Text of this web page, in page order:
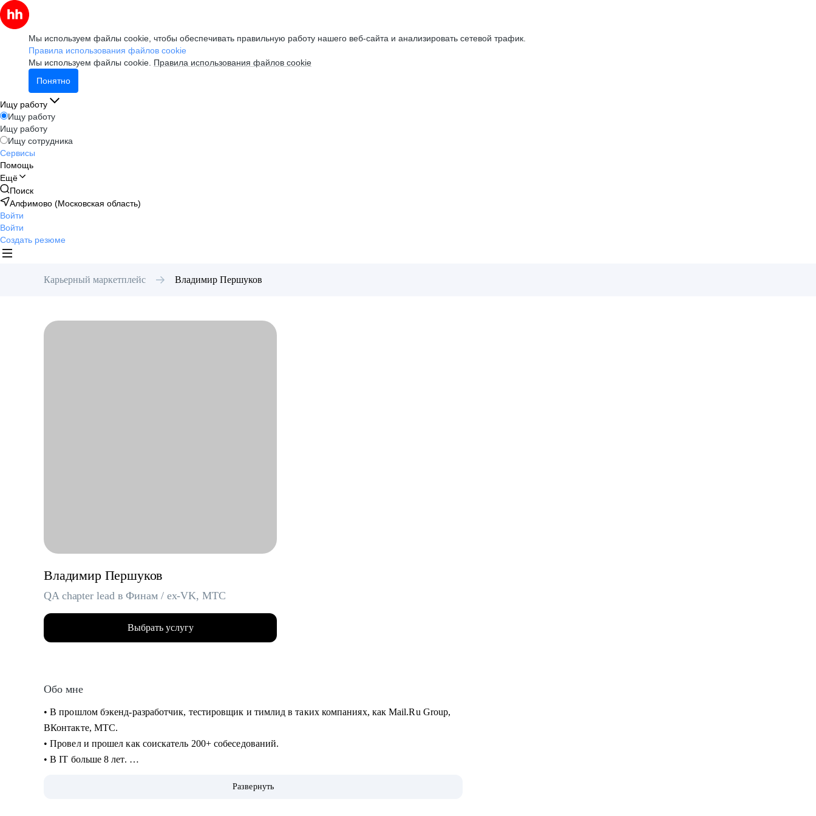
Мы используем файлы cookie, чтобы обеспечивать правильную работу нашего веб-сайта и анализировать сетевой трафик.
Правила использования файлов cookie
Мы используем файлы cookie. Правила использования файлов cookie
Понятно
Ищу работу
Ищу работу
Ищу работу
Ищу сотрудника
Сервисы
Помощь
Ещё
Поиск
Алфимово (Московская область)
Войти
Войти
Создать резюме
Карьерный маркетплейс Владимир Першуков
Владимир Першуков
QA chapter lead в Финам / ex-VK, МТС
Выбрать услугу
Обо мне
• В прошлом бэкенд-разработчик, тестировщик и тимлид в таких компаниях, как Mail.Ru Group,
ВКонтакте, МТС.
• Провел и прошел как соискатель 200+ собеседований.
• В IT больше 8 лет.
• Отвечаю за командные процессы и практики.Развернуть